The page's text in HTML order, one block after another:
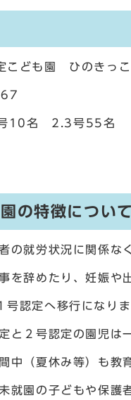
こども園 ひのきっこ
10名 2.3号55名
の特徴について
の就労状況に関係な
辞めたり、妊娠や
認定へ移行になりま
２号認定の園児は
（夏休み等）も教
園の子どもや保護